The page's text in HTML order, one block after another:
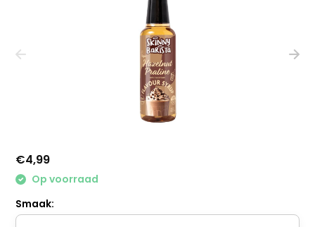
€4,99
Op voorraad
Smaak: